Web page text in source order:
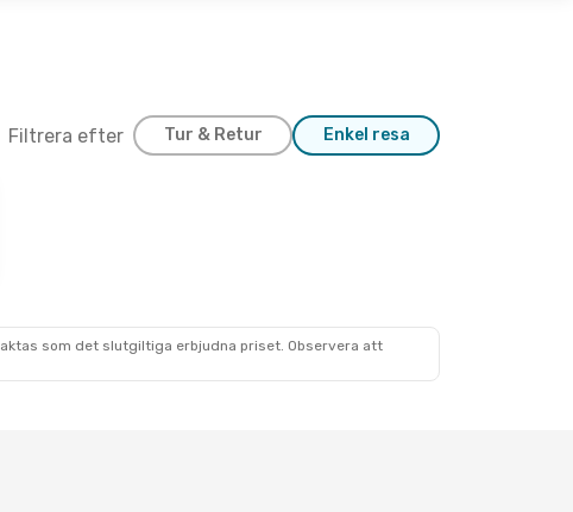
Filtrera efter Tur & Retur Enkel resa
som det slutgiltiga erbjudna priset. Observera att